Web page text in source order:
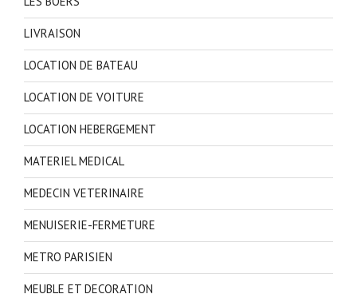
LIVRAISON
LOCATION DE BATEAU
LOCATION DE VOITURE
LOCATION HEBERGEMENT
MATERIEL MEDICAL
MEDECIN VETERINAIRE
MENUISERIE-FERMETURE
METRO PARISIEN
MEUBLE ET DECORATION